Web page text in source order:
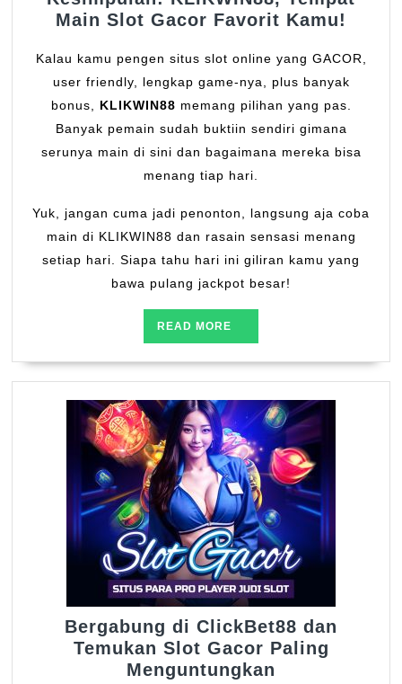
Main Slot Gacor Favorit Kamu!
Kalau kamu pengen situs slot online yang GACOR,
user friendly, lengkap game-nya, plus banyak
bonus, KLIKWIN88 memang pilihan yang pas.
Banyak pemain sudah buktiin sendiri gimana
serunya main di sini dan bagaimana mereka bisa
menang tiap hari.
Yuk, jangan cuma jadi penonton, langsung aja coba
main di KLIKWIN88 dan rasain sensasi menang
setiap hari. Siapa tahu hari ini giliran kamu yang
bawa pulang jackpot besar!
READ MORE
MORE
Bergabung di ClickBet88 dan
Temukan Slot Gacor Paling
Menguntungkan